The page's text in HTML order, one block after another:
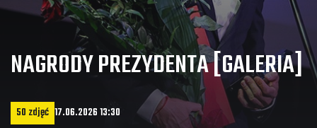
NAGRODY PREZYDENTA [GALERIA]
50 zdjęć 17.06.2026 13:30